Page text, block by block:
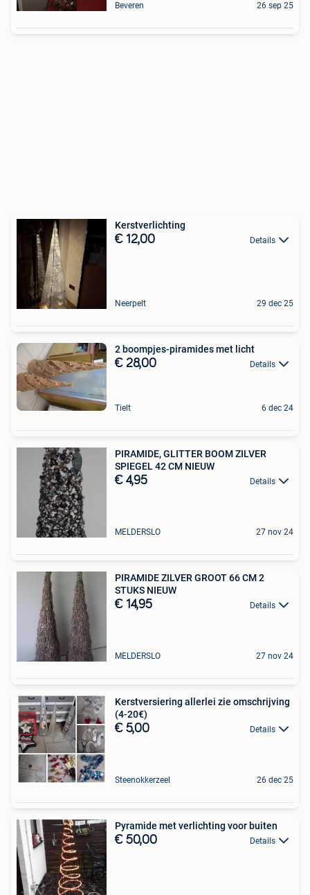
Beveren 26 sep 25
Kerstverlichting
€ 12,00 Details
Neerpelt 29 dec 25
2 boompjes-piramides met licht
€ 28,00 Details
Tielt 6 dec 24
PIRAMIDE, GLITTER BOOM ZILVER
SPIEGEL 42 CM NIEUW
€ 4,95 Details
MELDERSLO 27 nov 24
PIRAMIDE ZILVER GROOT 66 CM 2
STUKS NIEUW
€ 14,95 Details
MELDERSLO 27 nov 24
Kerstversiering allerlei zie omschrijving
(4-20€)
€ 5,00 Details
Steenokkerzeel 26 dec 25
Pyramide met verlichting voor buiten
€ 50,00 Details